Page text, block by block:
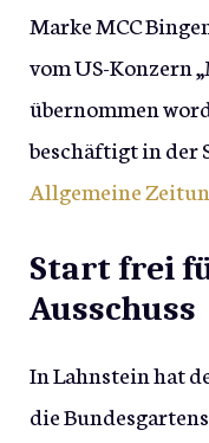
Marke MCC
vom US-Konzern
übernommen
beschäftigt in der
Allgemeine
Start frei
Ausschuss
In Lahnstein hat
die